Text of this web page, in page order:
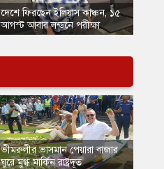
​দেশে ফিরছেন ইলিয়াস কাঞ্চন, ১৫
আগস্ট আবার লন্ডনে পরীক্ষা
​ভীমরুলীর ভাসমান পেয়ারা বাজার
ঘুরে মুগ্ধ মার্কিন রাষ্ট্রদূত